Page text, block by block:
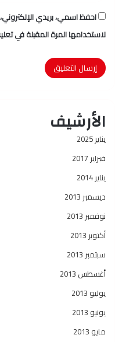
احفظ اسمي، بريدي
لاستخدامها المرة المقبلة في
الأرشيف
يناير 2025
فبراير 2017
يناير 2014
ديسمبر 2013
نوفمبر 2013
أكتوبر 2013
سبتمبر 2013
أغسطس 2013
يوليو 2013
يونيو 2013
مايو 2013